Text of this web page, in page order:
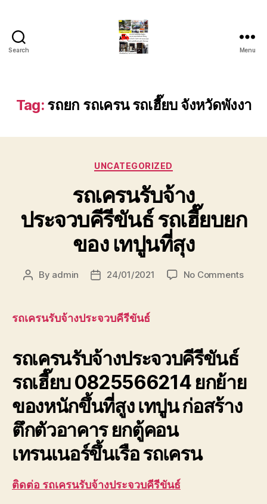
Search
สไลด์
ใน
หัวหิน
ชั่วโมง
โทร
0888000456
Menu
Tag: รถยก รถเครน รถเฮี๊ยบ จังหวัดพังงา
Categories
UNCATEGORIZED
รถเครนรับจ้าง
ประจวบคีรีขันธ์ รถเฮี๊ยบยก
ของ เทปูนที่สุง
Post
By admin
Post24/01/2021 No Commentson
ของ
เทปูน
รถเครนรับจ้างประจวบคีรีขันธ์
รถเครนรับจ้างประจวบคีรีขันธ์
รถเฮี๊ยบ 0825566214 ยกย้าย
ของหนักขึ้นที่สูง เทปูน ก่อสร้าง
ตึกตัวอาคาร ยกตู้คอน
เทรนเนอร์ขึ้นเรือ รถเครน
ติดต่อ รถเครนรับจ้างประจวบคีรีขันธ์